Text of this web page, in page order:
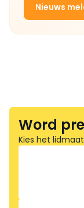
Nieuws
Word
Kies het